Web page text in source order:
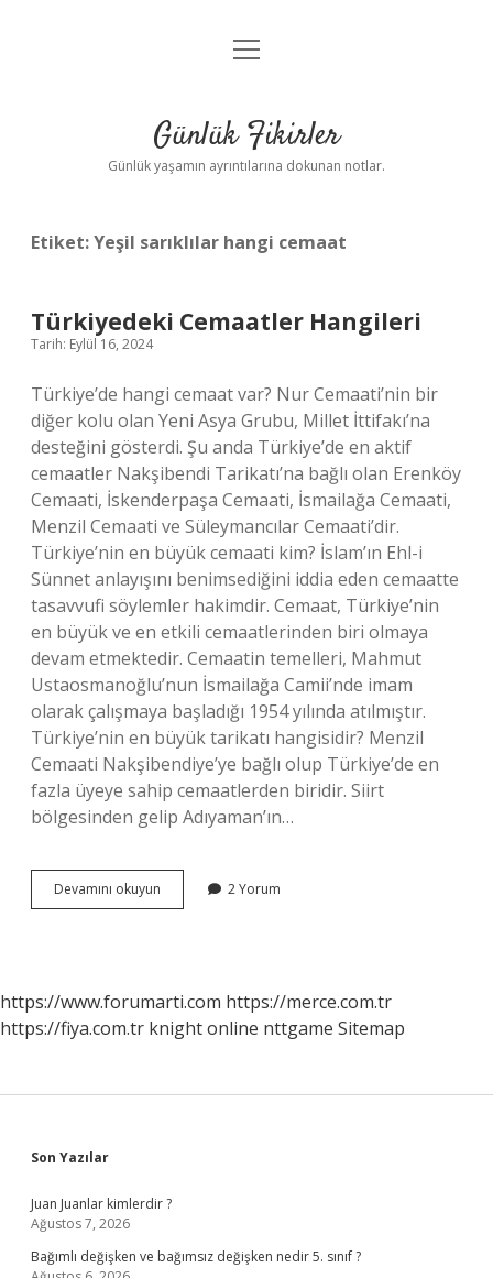
Anasayfa
Yasal Uyarı
menüyü
Günlük Fikirler
Günlük yaşamın ayrıntılarına dokunan notlar.
Etiket:Yeşil sarıklılar hangi cemaat
Türkiyedeki Cemaatler Hangileri
Tarih: Eylül 16, 2024
Türkiye’de hangi cemaat var? Nur Cemaati’nin bir
diğer kolu olan Yeni Asya Grubu, Millet İttifakı’na
desteğini gösterdi. Şu anda Türkiye’de en aktif
cemaatler Nakşibendi Tarikatı’na bağlı olan Erenköy
Cemaati, İskenderpaşa Cemaati, İsmailağa Cemaati,
Menzil Cemaati ve Süleymancılar Cemaati’dir.
Türkiye’nin en büyük cemaati kim? İslam’ın Ehl-i
Sünnet anlayışını benimsediğini iddia eden cemaatte
tasavvufi söylemler hakimdir. Cemaat, Türkiye’nin
en büyük ve en etkili cemaatlerinden biri olmaya
devam etmektedir. Cemaatin temelleri, Mahmut
Ustaosmanoğlu’nun İsmailağa Camii’nde imam
olarak çalışmaya başladığı 1954 yılında atılmıştır.
Türkiye’nin en büyük tarikatı hangisidir? Menzil
Cemaati Nakşibendiye’ye bağlı olup Türkiye’de en
fazla üyeye sahip cemaatlerden biridir. Siirt
bölgesinden gelip Adıyaman’ın…
Devamını okuyun Türkiyedeki
Cemaatler
2 Yorum
https://www.forumarti.com https://merce.com.tr
https://fiya.com.tr knight online nttgame Sitemap
Sidebar
Son Yazılar
Juan Juanlar kimlerdir ?
Ağustos 7, 2026
Bağımlı değişken ve bağımsız değişken nedir 5. sınıf ?